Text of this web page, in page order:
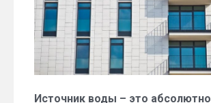
Источник воды – это абсолютно